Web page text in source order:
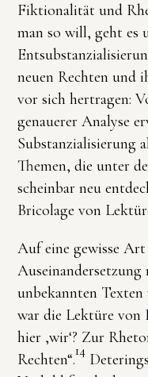
Fiktionalität und
man so will, geht es
neuen Rechten und
vor sich hertragen:
genauerer Analyse
Substanzialisierung
Themen, die unter
scheinbar neu
Bricolage von
Auf eine gewisse
unbekannten
war die Lektüre von
hier ‚wir‘? Zur
Rechten“.14